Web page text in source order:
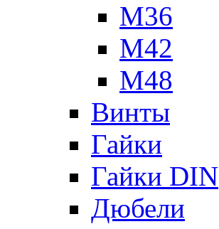
М36
М42
М48
Винты
Гайки
Гайки DIN
Дюбели